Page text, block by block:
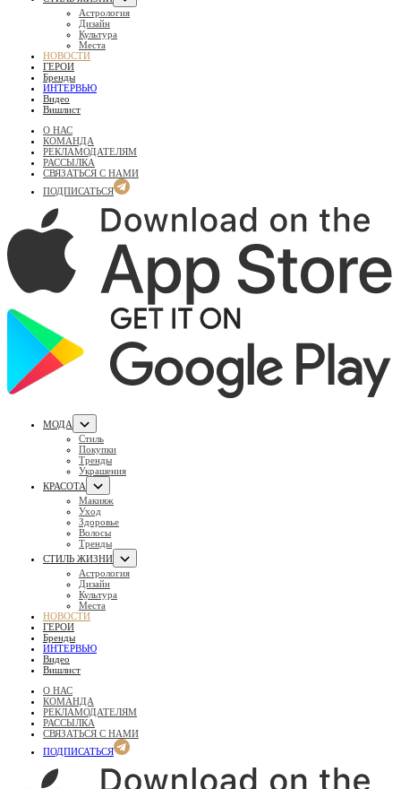
Астрология
Дизайн
Культура
Места
НОВОСТИ
ГЕРОИ
Бренды
ИНТЕРВЬЮ
Видео
Вишлист
О НАС
КОМАНДА
РЕКЛАМОДАТЕЛЯМ
РАССЫЛКА
СВЯЗАТЬСЯ С НАМИ
ПОДПИСАТЬСЯ
МОДА
Стиль
Покупки
Тренды
Украшения
КРАСОТА
Макияж
Уход
Здоровье
Волосы
Тренды
СТИЛЬ ЖИЗНИ
Астрология
Дизайн
Культура
Места
НОВОСТИ
ГЕРОИ
Бренды
ИНТЕРВЬЮ
Видео
Вишлист
О НАС
КОМАНДА
РЕКЛАМОДАТЕЛЯМ
РАССЫЛКА
СВЯЗАТЬСЯ С НАМИ
ПОДПИСАТЬСЯ